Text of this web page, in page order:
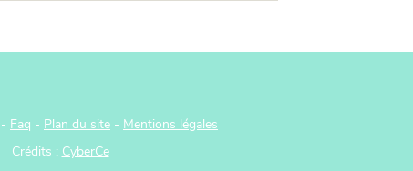
- Faq - Plan du site - Mentions légales
Crédits : CyberCe